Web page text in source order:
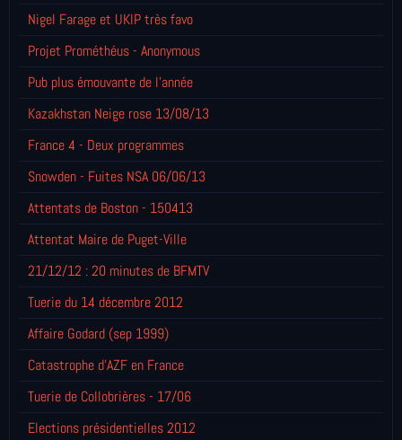
Nigel Farage et UKIP très favo
Projet Prométhéus - Anonymous
Pub plus émouvante de l'année
Kazakhstan Neige rose 13/08/13
France 4 - Deux programmes
Snowden - Fuites NSA 06/06/13
Attentats de Boston - 150413
Attentat Maire de Puget-Ville
21/12/12 : 20 minutes de BFMTV
Tuerie du 14 décembre 2012
Affaire Godard (sep 1999)
Catastrophe d'AZF en France
Tuerie de Collobrières - 17/06
Elections présidentielles 2012